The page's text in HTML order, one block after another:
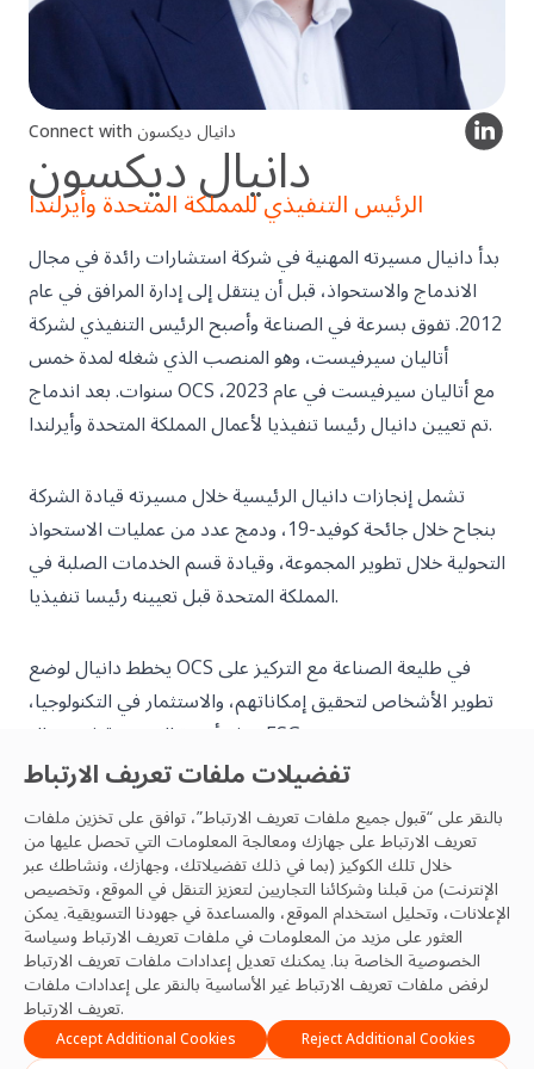
تفضيلات ملفات تعريف الارتباط
بالنقر على “قبول جميع ملفات تعريف الارتباط”، توافق على تخزين ملفات
تعريف الارتباط على جهازك ومعالجة المعلومات التي تحصل عليها من
خلال تلك الكوكيز (بما في ذلك تفضيلاتك، وجهازك، ونشاطك عبر
الإنترنت) من قبلنا وشركائنا التجاريين لتعزيز التنقل في الموقع، وتخصيص
الإعلانات، وتحليل استخدام الموقع، والمساعدة في جهودنا التسويقية. يمكن
العثور على مزيد من المعلومات في ملفات تعريف الارتباط وسياسة
الخصوصية الخاصة بنا. يمكنك تعديل إعدادات ملفات تعريف الارتباط
لرفض ملفات تعريف الارتباط غير الأساسية بالنقر على إعدادات ملفات
تعريف الارتباط.
Accept Additional Cookies
Reject Additional Cookies
Connect with دانيال ديكسون
دانيال ديكسون
الرئيس التنفيذي للمملكة المتحدة وأيرلندا
بدأ دانيال مسيرته المهنية في شركة استشارات رائدة في مجال
الاندماج والاستحواذ، قبل أن ينتقل إلى إدارة المرافق في عام
2012. تفوق بسرعة في الصناعة وأصبح الرئيس التنفيذي لشركة
أتاليان سيرفيست، وهو المنصب الذي شغله لمدة خمس
سنوات. بعد اندماج OCS مع أتاليان سيرفيست في عام 2023،
تم تعيين دانيال رئيسا تنفيذيا لأعمال المملكة المتحدة وأيرلندا.
تشمل إنجازات دانيال الرئيسية خلال مسيرته قيادة الشركة
بنجاح خلال جائحة كوفيد-19، ودمج عدد من عمليات الاستحواذ
التحولية خلال تطوير المجموعة، وقيادة قسم الخدمات الصلبة في
المملكة المتحدة قبل تعيينه رئيسا تنفيذيا.
يخطط دانيال لوضع OCS في طليعة الصناعة مع التركيز على
تطوير الأشخاص لتحقيق إمكاناتهم، والاستثمار في التكنولوجيا،
ودفع أجندة المجموعة في مجال ESG.
خارج العمل، تشمل اهتمامات دانيال متابعة مدينة إبسويتش،
واللياقة البدنية، والعقارات، والسفر.
تعرف على بقية فريقنا أدناه
فريق القيادة العالمي